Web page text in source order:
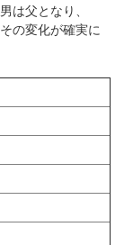
は父となり、
の変化が確実に